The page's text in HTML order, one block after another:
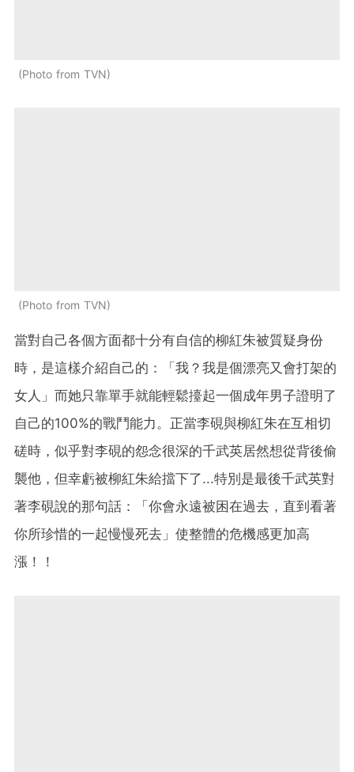
Photo from TVN
Photo from TVN
當對自己各個方面都十分有自信的柳紅朱被質疑身份
時，是這樣介紹自己的：「我？我是個漂亮又會打架的
女人」而她只靠單手就能輕鬆擡起一個成年男子證明了
自己的100%的戰鬥能力。正當李硯與柳紅朱在互相切
磋時，似乎對李硯的怨念很深的千武英居然想從背後偷
襲他，但幸虧被柳紅朱給擋下了...特別是最後千武英對
著李硯說的那句話：「你會永遠被困在過去，直到看著
你所珍惜的一起慢慢死去」使整體的危機感更加高
漲！！